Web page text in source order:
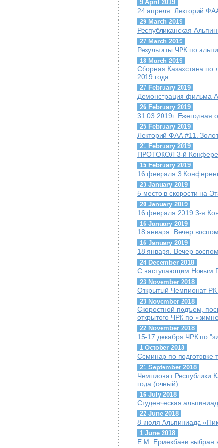
9 April 2019
24 апреля. Лекторий
29 March 2019
Республиканская
27 March 2019
Результаты ЧРК по
18 March 2019
Сборная Казахстана по
2019 года.
27 February 2019
Демонстрация фильма
26 February 2019
31.03.2019г.
25 February 2019
Лекторий ФАА #11.
21 February 2019
ПРОТОКОЛ 3-й
15 February 2019
16 февраля 3
23 January 2019
5 место в скорости на
20 January 2019
16 февраля 2019 3-я
16 January 2019
18 января. Вечер
16 January 2019
18 января. Вечер
24 December 2018
С наступающим Новым
23 November 2018
Открытый Чемпионат РК
23 November 2018
Скоростной подъем,
открытого ЧРК по
22 November 2018
15-17 декабря ЧРК по
1 October 2018
Семинар по подготовке
21 September 2018
Чемпионат Республики
года (очный)
16 July 2018
Студенческая
22 June 2018
8 июля Альпиниада
1 June 2018
Е.М. Ермекбаев выбран